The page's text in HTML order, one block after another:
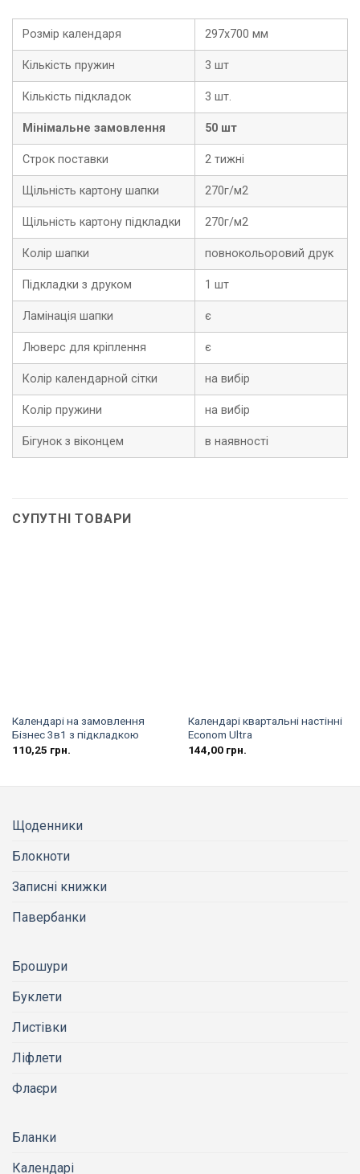
Розмір календаря 297х700 мм
Кількість пружин 3 шт
Кількість підкладок 3 шт.
Мінімальне замовлення 50 шт
Строк поставки 2 тижні
Щільність картону шапки 270г/м2
Щільність картону підкладки 270г/м2
Колір шапки повнокольоровий друк
Підкладки з друком 1 шт
Ламінація шапки є
Люверс для кріплення є
Колір календарной сітки на вибір
Колір пружини на вибір
Бігунок з віконцем в наявності
СУПУТНІ ТОВАРИ
Календарі на замовлення
Бізнес 3в1 з підкладкою
110,25 грн.
Календарі квартальні настінні
Econom Ultra
144,00 грн.
Щоденники
Блокноти
Записні книжки
Павербанки
Брошури
Буклети
Листівки
Ліфлети
Флаєри
Бланки
Календарі